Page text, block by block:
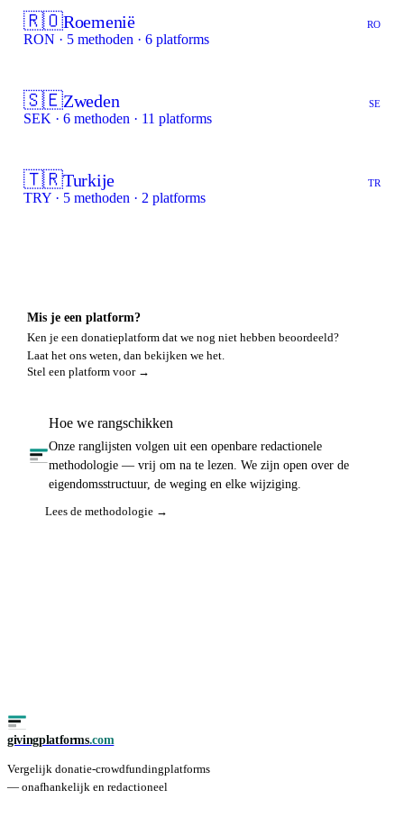
🇷🇴Roemenië RO
RON · 5 methoden · 6 platforms
🇸🇪Zweden SE
SEK · 6 methoden · 11 platforms
🇹🇷Turkije TR
TRY · 5 methoden · 2 platforms
Mis je een platform?
Ken je een donatieplatform dat we nog niet hebben beoordeeld?
Laat het ons weten, dan bekijken we het.
Stel een platform voor →
Hoe we rangschikken
Onze ranglijsten volgen uit een openbare redactionele
methodologie — vrij om na te lezen. We zijn open over de
eigendomsstructuur, de weging en elke wijziging.
Lees de methodologie →
givingplatforms.com
Vergelijk donatie-crowdfundingplatforms
— onafhankelijk en redactioneel